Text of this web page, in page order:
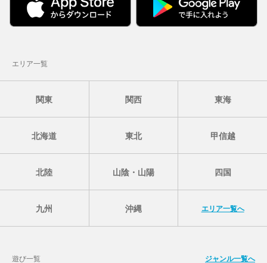
エリア一覧
関東 関西 東海
北海道 東北 甲信越
北陸 山陰・山陽 四国
九州 沖縄 エリア一覧へ
遊び一覧 ジャンル一覧へ